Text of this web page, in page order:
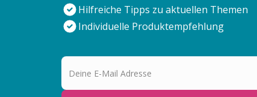
Hilfreiche Tipps zu aktuellen Themen
Individuelle Produktempfehlung
Deine E-Mail Adresse